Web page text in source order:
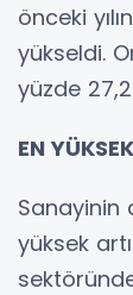
önceki
yükseldi.
yüzde
EN
Sanayinin
yüksek